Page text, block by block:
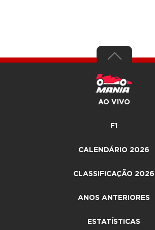
AO VIVO
F1
CALENDÁRIO 2026
CLASSIFICAÇÃO 2026
ANOS ANTERIORES
ESTATÍSTICAS